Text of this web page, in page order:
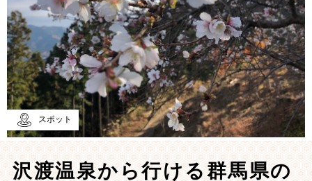
中之条町その他のエリア
スポット
沢渡温泉から行ける群馬県の